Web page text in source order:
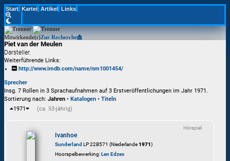
Start Kartei Artikel Links
Mitwirkende(r)Zur Recherche
Piet van der Meulen
Darsteller.
Weiterführende Links:
http://www.imdb.com/name/nm1001454/
Sprecher
Insg. 7 Rollen in 3 Sprachaufnahmen auf 3 Erstveröffentlichungen im Jahr 1971.
Sortierung nach: Jahren • Katalogen • Titeln
1971
(ca. 53-jährig)
Hörspiel
Ivanhoe
Sunderland LP 22B571 (Niederlande1971)
Hoorspelbewerking:Len Edzes